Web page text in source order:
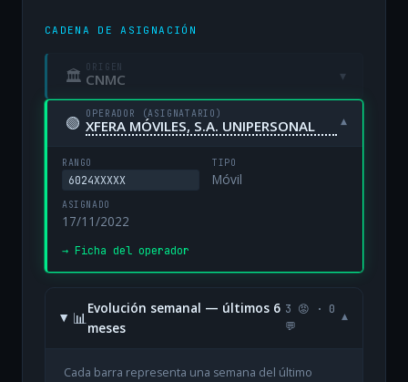
CADENA DE ASIGNACIÓN
🏛 ORIGEN
CNMC ▾
🟢 OPERADOR (ASIGNATARIO)
XFERA MÓVILES, S.A. UNIPERSONAL ▾
RANGO
6024XXXXX
TIPO
Móvil
ASIGNADO
17/11/2022
→ Ficha del operador
📊
Evolución semanal — últimos 6
meses
3 😡 · 0
💬
▾
Cada barra representa una semana del último